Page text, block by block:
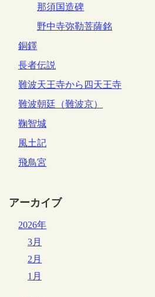
那須国造碑
野中寺弥勒菩薩銘
銅鐸
長者伝説
難波天王寺から四天王寺
難波朝廷（難波京）
鞠智城
風土記
飛鳥宮
アーカイブ
2026年
3月
2月
1月